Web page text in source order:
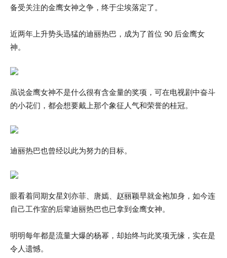
备受关注的金鹰女神之争，终于尘埃落定了。
近两年上升势头迅猛的迪丽热巴，成为了首位 90 后金鹰女
神。
虽说金鹰女神不是什么很有含金量的奖项，可在电视剧中奋斗
的小花们，都会想要戴上那个象征人气和荣誉的桂冠。
迪丽热巴也曾经以此为努力的目标。
眼看着同期女星刘亦菲、唐嫣、赵丽颖早就金袍加身，如今连
自己工作室的后辈迪丽热巴也已拿到金鹰女神。
明明每年都是流量大爆的杨幂，却始终与此奖项无缘，实在是
令人遗憾。